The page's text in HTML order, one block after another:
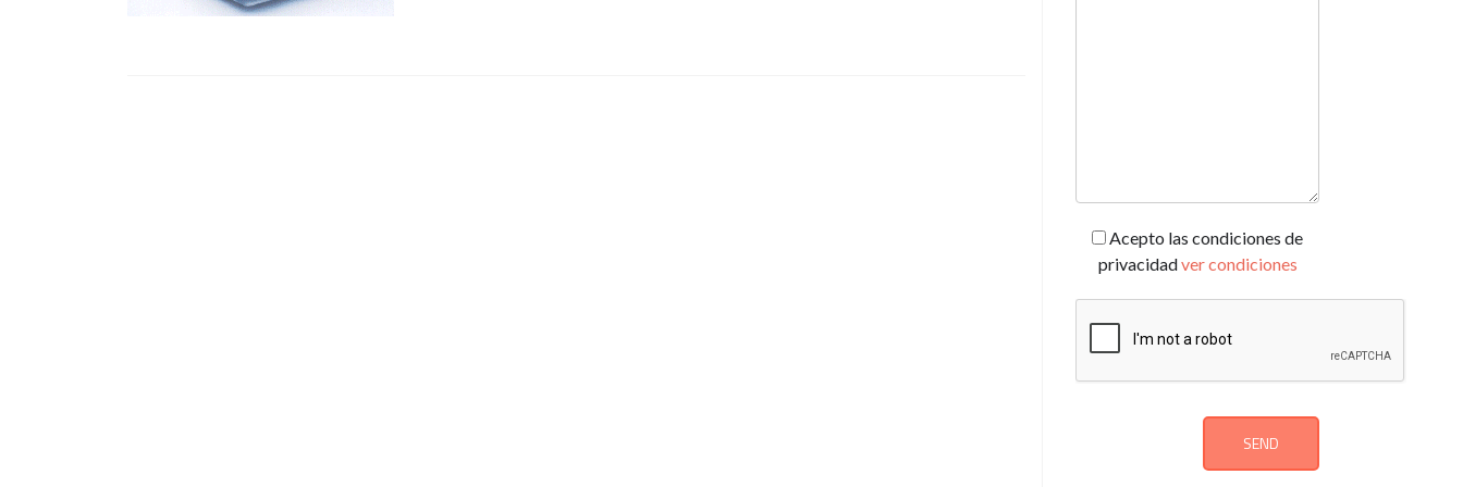
Acepto las condiciones de
privacidadver condiciones
SEND